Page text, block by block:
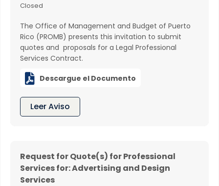
Closed
The Office of Management and Budget of Puerto
Rico (PROMB) presents this invitation to submit
quotes and proposals for a Legal Professional
Services Contract.
 Descargue el Documento
Leer Aviso
Request for Quote(s) for Professional
Services for: Advertising and Design
Services